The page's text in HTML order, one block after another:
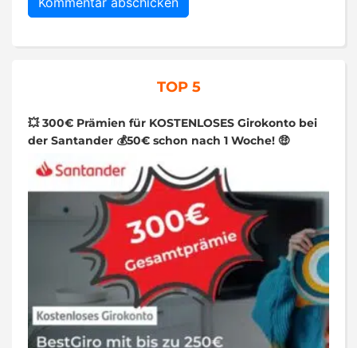
TOP 5
💥 300€ Prämien für KOSTENLOSES Girokonto bei
der Santander 💰50€ schon nach 1 Woche! 🤑